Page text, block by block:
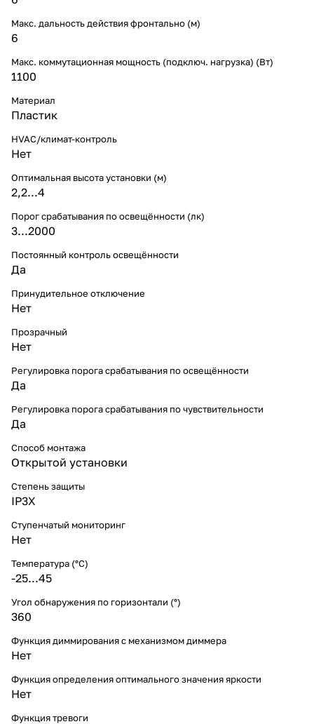
Макс. дальность действия фронтально (м)
6
Макс. коммутационная мощность (подключ. нагрузка) (Вт)
1100
Материал
Пластик
HVAC/климат-контроль
Нет
Оптимальная высота установки (м)
2,2...4
Порог срабатывания по освещённости (лк)
3...2000
Постоянный контроль освещённости
Да
Принудительное отключение
Нет
Прозрачный
Нет
Регулировка порога срабатывания по освещённости
Да
Регулировка порога срабатывания по чувствительности
Да
Способ монтажа
Открытой установки
Степень защиты
IP3X
Ступенчатый мониторинг
Нет
Температура (°C)
-25...45
Угол обнаружения по горизонтали (°)
360
Функция диммирования с механизмом диммера
Нет
Функция определения оптимального значения яркости
Нет
Функция тревоги